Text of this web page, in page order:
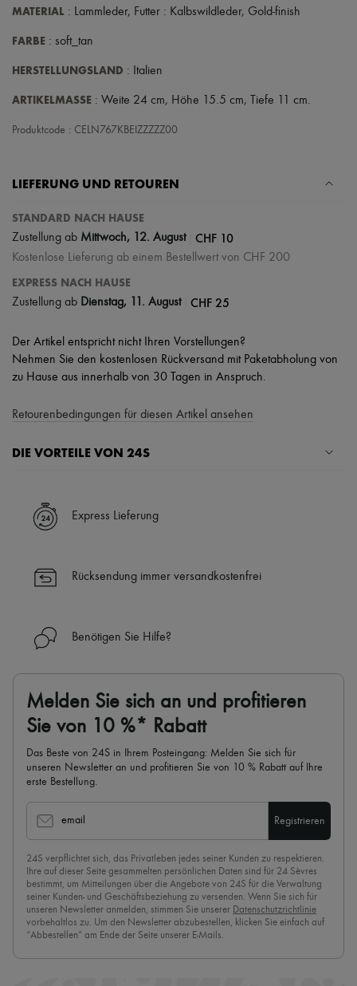
High-Tech & Lifestyle-Zubehör
Schmuck
Ohrringe
Armbänder
Beauty
Kerzen & Raumdüfte
Make-up
Körperpflege
Haarpflege
Sonnenschutz
Mini- und Reiseformate
Ultimates
MATERIAL : Lammleder, Futter : Kalbswildleder, Gold-finish
FARBE : soft_tan
HERSTELLUNGSLAND : Italien
ARTIKELMASSE : Weite 24 cm, Höhe 15.5 cm, Tiefe 11 cm.
Produktcode : CELN767KBEIZZZZZ00
LIEFERUNG UND RETOUREN
STANDARD NACH HAUSE
Zustellung ab Mittwoch, 12. August CHF 10
Kostenlose Lieferung ab einem Bestellwert von CHF 200
EXPRESS NACH HAUSE
Zustellung ab Dienstag, 11. August CHF 25
Der Artikel entspricht nicht Ihren Vorstellungen?
Nehmen Sie den kostenlosen Rückversand mit Paketabholung von
zu Hause aus innerhalb von 30 Tagen in Anspruch.
Retourenbedingungen für diesen Artikel ansehen
DIE VORTEILE VON 24S
✓ Expresslieferung in über 100 Ländern
✓ Kostenlose Retouren
die Uhr (24h/24)
Mehr erfahren über 24S, ein Haus aus der LVMH-Gruppe
Express Lieferung
Rücksendung immer versandkostenfrei
Benötigen Sie Hilfe?
Melden Sie sich an und profitieren
Sie von 10 %* Rabatt
Das Beste von 24S in Ihrem Posteingang: Melden Sie sich für
unseren Newsletter an und profitieren Sie von 10 % Rabatt auf Ihre
erste Bestellung.
email Registrieren
24S verpflichtet sich, das Privatleben jedes seiner Kunden zu respektieren.
Ihre auf dieser Seite gesammelten persönlichen Daten sind für 24 Sèvres
bestimmt, um Mitteilungen über die Angebote von 24S für die Verwaltung
seiner Kunden- und Geschäftsbeziehung zu versenden. Wenn Sie sich für
unseren Newsletter anmelden, stimmen Sie unserer Datenschutzrichtlinie
vorbehaltlos zu. Um den Newsletter abzubestellen, klicken Sie einfach auf
“Abbestellen” am Ende der Seite unserer E-Mails.